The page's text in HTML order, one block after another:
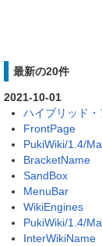
最新の20件
2021-10-01
ハイブリッド・
FrontPage
PukiWiki/1.4/
BracketName
SandBox
MenuBar
WikiEngines
PukiWiki/1.4/
InterWikiName